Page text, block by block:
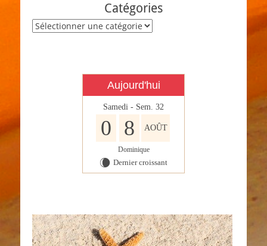
Catégories
Catégories
Aujourd'hui
Samedi - Sem. 32
0 8 AOÛT
Dominique
W Dernier croissant